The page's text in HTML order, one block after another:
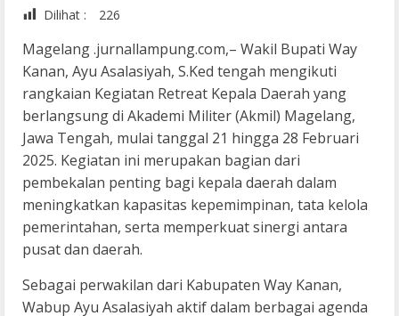
Dilihat :
226
Magelang .jurnallampung.com,– Wakil Bupati Way
Kanan, Ayu Asalasiyah, S.Ked tengah mengikuti
rangkaian Kegiatan Retreat Kepala Daerah yang
berlangsung di Akademi Militer (Akmil) Magelang,
Jawa Tengah, mulai tanggal 21 hingga 28 Februari
2025. Kegiatan ini merupakan bagian dari
pembekalan penting bagi kepala daerah dalam
meningkatkan kapasitas kepemimpinan, tata kelola
pemerintahan, serta memperkuat sinergi antara
pusat dan daerah.
Sebagai perwakilan dari Kabupaten Way Kanan,
Wabup Ayu Asalasiyah aktif dalam berbagai agenda